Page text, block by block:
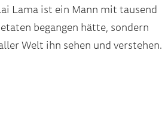
Lama ist ein Mann mit tausend
begangen hätte, sondern
Welt ihn sehen und verstehen.